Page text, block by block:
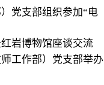
党支部组织参加“电
岩博物馆座谈交流
工作部）党支部举办